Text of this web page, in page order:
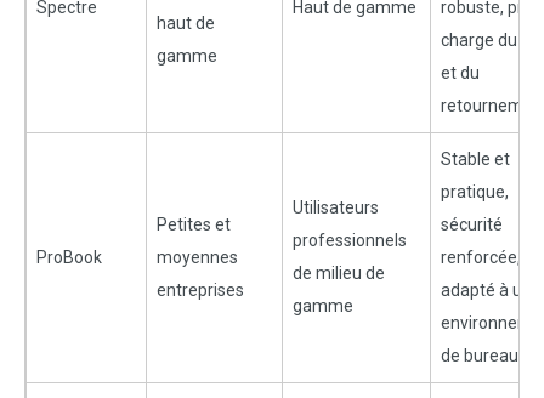
Spectre
haut de
gamme
Haut de gamme
robuste,
charge du
et du
ProBook
Petites et
moyennes
entreprises
Utilisateurs
professionnels
de milieu de
gamme
Stable et
pratique,
sécurité
renforcée,
adapté à un
de bureau